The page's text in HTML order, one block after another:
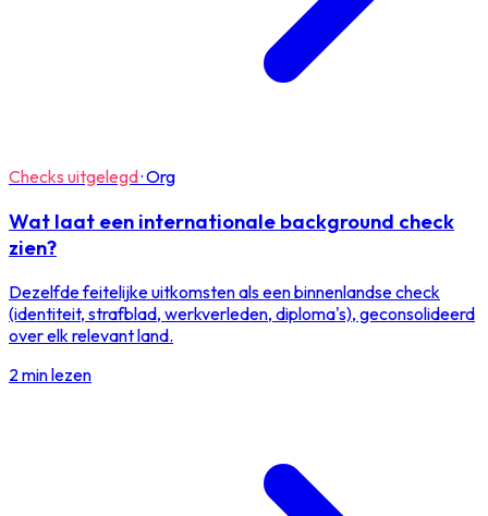
Checks uitgelegd·Org
Wat laat een internationale background check
zien?
Dezelfde feitelijke uitkomsten als een binnenlandse check
(identiteit, strafblad, werkverleden, diploma's), geconsolideerd
over elk relevant land.
2 min lezen